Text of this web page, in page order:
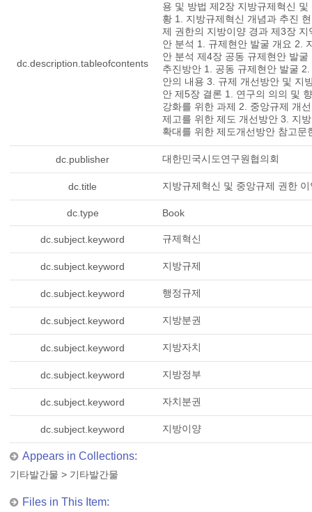
dc.description.tableofcontents
용 및 방법 제2장 지방규제혁신 및
황 1. 지방규제혁신 개념과 추진
제 권한의 지방이양 경과 제3장 지
안 분석 1. 규제현안 발굴 개요 2.
안 분석 제4장 공동 규제현안 발굴
추진방안 1. 공동 규제현안 발굴
안의 내용 3. 규제 개선방안 및 지
안 제5장 결론 1. 연구의 의의 및
강화를 위한 과제 2. 중앙규제 개
제고를 위한 제도 개선방안 3. 지
확대를 위한 제도개선방안 참고문
dc.publisher 대한민국시도연구원협의회
dc.title 지방규제혁신 및 중앙규제 권한
dc.type Book
dc.subject.keyword 규제혁신
dc.subject.keyword 지방규제
dc.subject.keyword 행정규제
dc.subject.keyword 지방분권
dc.subject.keyword 지방자치
dc.subject.keyword 지방정부
dc.subject.keyword 자치분권
dc.subject.keyword 지방이양
Appears in Collections:
기타발간물 > 기타발간물
Files in This Item: